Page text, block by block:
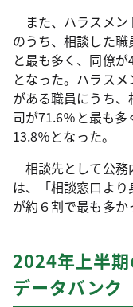
また、ハラスメン
のうち、相談した
と最も多く、同僚
となった。ハラス
がある職員にうち
司が71.6％と最も
13.8％となった。
相談先として公務
は、「相談窓口より
が約６割で最も多か
2024年上半
データバンク